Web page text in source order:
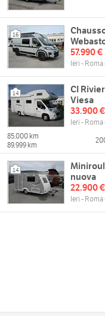
16
57.990 €
Ieri -
14
CI
Viesa
33.900 €
Ieri -
85.000 km
89.999 km
14
nuova
22.900 €
Ieri -